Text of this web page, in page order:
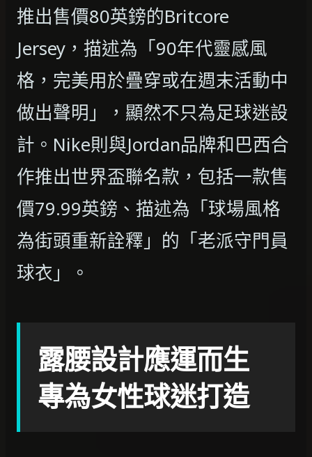
推出售價80英鎊的Britcore
Jersey，描述為「90年代靈感風
格，完美用於疊穿或在週末活動中
做出聲明」，顯然不只為足球迷設
計。Nike則與Jordan品牌和巴西合
作推出世界盃聯名款，包括一款售
價79.99英鎊、描述為「球場風格
為街頭重新詮釋」的「老派守門員
球衣」。
露腰設計應運而生
專為女性球迷打造